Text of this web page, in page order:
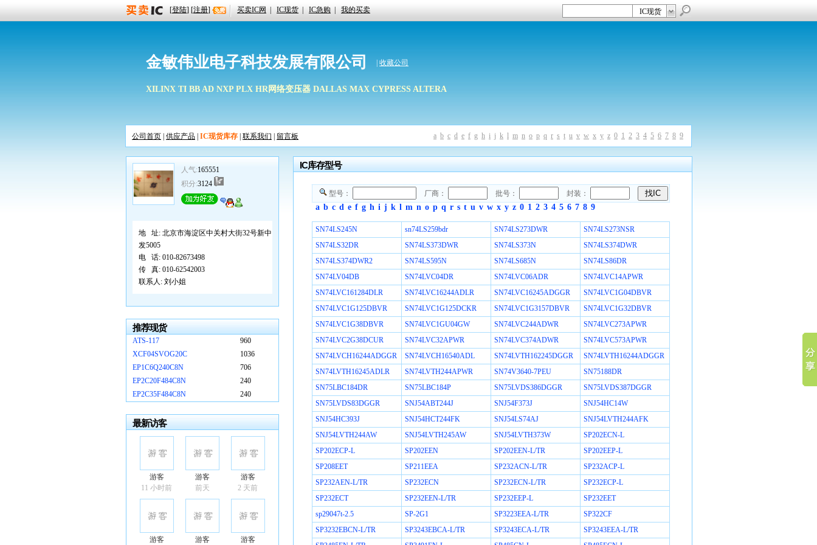
[登陆] [注册] 买卖IC网 IC现货 IC急购 我的买卖 IC现货
金敏伟业电子科技发展有限公司 收藏公司
XILINX TI BB AD NXP PLX HR网络变压器 DALLAS MAX CYPRESS ALTERA
公司首页 供应产品 IC现货库存 联系我们 留言板 a b c d e f g h i j k l m n o p q r s t u v w x y z 0 1 2 3 4 5 6 7 8 9
人气:165551
积分:3124
地 址: 北京市海淀区中关村大街32号新中
发5005
电 话: 010-82673498
传 真: 010-62542003
联系人: 刘小姐
推荐现货
ATS-117
960
XCF04SVOG20C
1036
EP1C6Q240C8N
706
EP2C20F484C8N
240
EP2C35F484C8N
240
最新访客
游客
11 小时前
游客
前天
游客
2 天前
游客 游客 游客
IC库存型号
型号： 厂商： 批号： 封装：
a b c d e f g h i j k l m n o p q r s t u v w x y z 0 1 2 3 4 5 6 7 8 9
SN74LS245N sn74LS259bdr SN74LS273DWR
SN74LS273NSR
SN74LS32DR
SN74LS373DWR SN74LS373N
SN74LS374DWR
SN74LS374DWR2
SN74LS595N SN74LS685N
SN74LS86DR
SN74LV04DB
SN74LVC04DR SN74LVC06ADR
SN74LVC14APWR
SN74LVC161284DLR
SN74LVC16244ADLR SN74LVC16245ADGGR
SN74LVC1G04DBVR
SN74LVC1G125DBVR
SN74LVC1G125DCKR SN74LVC1G3157DBVR
SN74LVC1G32DBVR
SN74LVC1G38DBVR
SN74LVC1GU04GW SN74LVC244ADWR
SN74LVC273APWR
SN74LVC2G38DCUR
SN74LVC32APWR SN74LVC374ADWR
SN74LVC573APWR
SN74LVCH16244ADGGR
SN74LVCH16540ADL SN74LVTH162245DGGR
SN74LVTH16244ADGGR
SN74LVTH16245ADLR
SN74LVTH244APWR SN74V3640-7PEU
SN75188DR
SN75LBC184DR
SN75LBC184P SN75LVDS386DGGR
SN75LVDS387DGGR
SN75LVDS83DGGR
SNJ54ABT244J SNJ54F373J
SNJ54HC14W
SNJ54HC393J
SNJ54HCT244FK SNJ54LS74AJ
SNJ54LVTH244AFK
SNJ54LVTH244AW
SNJ54LVTH245AW SNJ54LVTH373W
SP202ECN-L
SP202ECP-L
SP202EEN SP202EEN-L/TR
SP202EEP-L
SP208EET
SP211EEA SP232ACN-L/TR
SP232ACP-L
SP232AEN-L/TR
SP232ECN SP232ECN-L/TR
SP232ECP-L
SP232ECT
SP232EEN-L/TR SP232EEP-L
SP232EET
sp29047t-2.5
SP-2G1 SP3223EEA-L/TR
SP322CF
SP3232EBCN-L/TR
SP3243EBCA-L/TR SP3243ECA-L/TR
SP3243EEA-L/TR